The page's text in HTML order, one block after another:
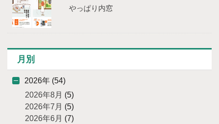
やっぱり内窓
月別
2026年 (54)
2026年8月 (5)
2026年7月 (5)
2026年6月 (7)